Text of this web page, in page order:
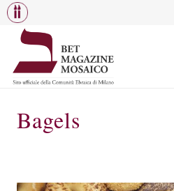
Bagels